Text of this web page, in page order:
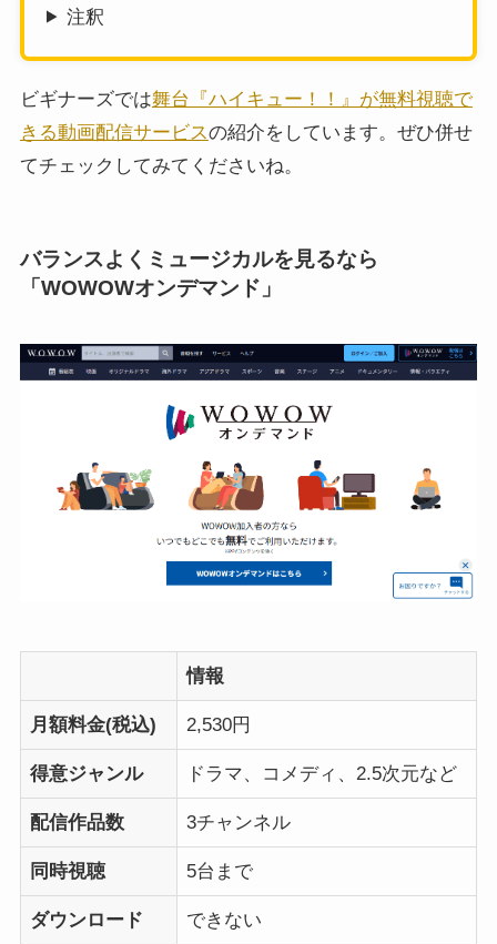
注釈
ビギナーズでは舞台『ハイキュー！！』が無料視聴で
きる動画配信サービスの紹介をしています。ぜひ併せ
てチェックしてみてくださいね。
バランスよくミュージカルを見るなら
「WOWOWオンデマンド」
情報
月額料金(税込) 2,530円
得意ジャンル ドラマ、コメディ、2.5次元など
配信作品数 3チャンネル
同時視聴 5台まで
ダウンロード できない